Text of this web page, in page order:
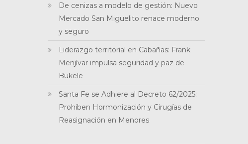
De cenizas a modelo de gestión: Nuevo
Mercado San Miguelito renace moderno
y seguro
Liderazgo territorial en Cabañas: Frank
Menjívar impulsa seguridad y paz de
Bukele
Santa Fe se Adhiere al Decreto 62/2025:
Prohiben Hormonización y Cirugías de
Reasignación en Menores